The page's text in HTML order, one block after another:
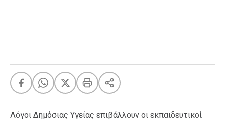
A-List LGBTQI+
Xmas
Λόγοι Δημόσιας Υγείας επιβάλλουν οι εκπαιδευτικοί